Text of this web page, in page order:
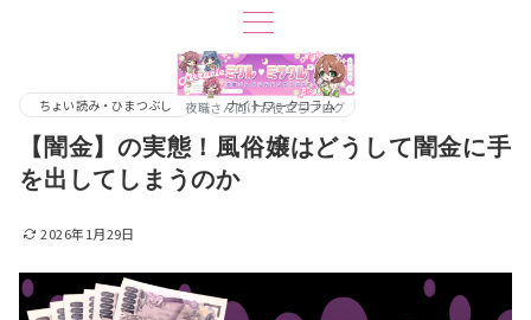
夜職さん向けお役立ちブログ
ちょい読み・ひまつぶし ナイトワークコラム
【闇金】の実態！風俗嬢はどうして闇金に手
を出してしまうのか
2026年1月29日